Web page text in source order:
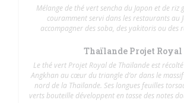
Mélange de thé vert sencha du Japon et de riz
couramment servi dans les restaurants au
accompagner des soba, des yakitoris ou des
Thaïlande Projet Royal
Le thé vert Projet Royal de Thaïlande est
Angkhan au cœur du triangle d’or dans le
nord de la Thaïlande. Ses longues feuilles
verts bouteille développent en tasse des notes